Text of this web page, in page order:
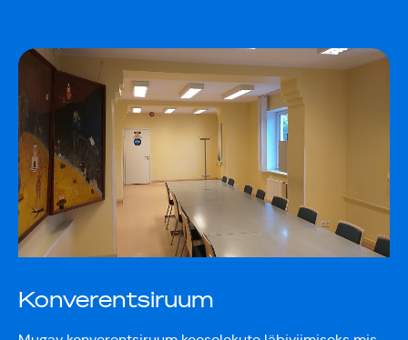
"Loodud jääma"
Gaudeamus 65.
aastapäev
Rahvusülikool 100
Emakeelne ülikool
tähistas sünnipäeva
Konverentsiruum